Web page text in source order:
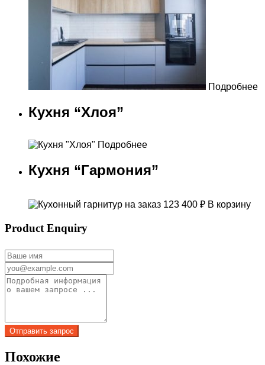
Подробнее
Кухня “Хлоя”
Подробнее
Кухня “Гармония”
123 400 ₽ В корзину
Product Enquiry
Похожие